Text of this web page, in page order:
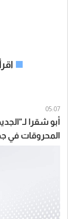
05:07
أبو شقرا
المحروقات في